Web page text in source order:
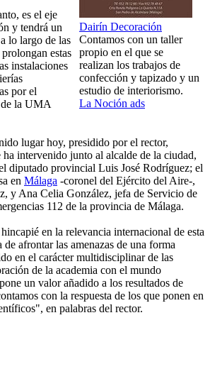
Dairín Decoración
Contamos con un taller
propio en el que se
realizan los trabajos de
confección y tapizado y un
estudio de interiorismo.
La Noción ads
es el eje
y tendrá un
lo largo de las
estas
instalaciones
por el
la UMA
lugar hoy, presidido por el rector,
intervenido junto al alcalde de la ciudad,
diputado provincial Luis José Rodríguez; el
en Málaga -coronel del Ejército del Aire-,
y Ana Celia González, jefa de Servicio de
112 de la provincia de Málaga.
en la relevancia internacional de esta
afrontar las amenazas de una forma
en el carácter multidisciplinar de las
de la academia con el mundo
un valor añadido a los resultados de
con la respuesta de los que ponen en
en palabras del rector.